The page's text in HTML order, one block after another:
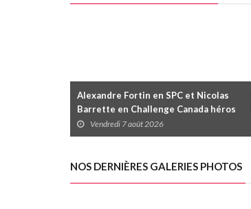
Alexandre Fortin en SPC et Nicolas
Barrette en Challenge Canada héros
des premières courses du week-end
au GP3R
Vendredi 7 août 2026
NOS DERNIÈRES GALERIES PHOTOS